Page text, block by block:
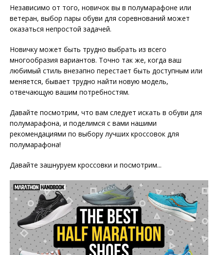
Независимо от того, новичок вы в полумарафоне или
ветеран, выбор пары обуви для соревнований может
оказаться непростой задачей.
Новичку может быть трудно выбрать из всего
многообразия вариантов. Точно так же, когда ваш
любимый стиль внезапно перестает быть доступным или
меняется, бывает трудно найти новую модель,
отвечающую вашим потребностям.
Давайте посмотрим, что вам следует искать в обуви для
полумарафона, и поделимся с вами нашими
рекомендациями по выбору лучших кроссовок для
полумарафона!
Давайте зашнуруем кроссовки и посмотрим...